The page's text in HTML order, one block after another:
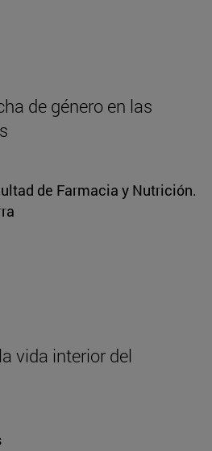
de género en las
de Farmacia y Nutrición.
vida interior del